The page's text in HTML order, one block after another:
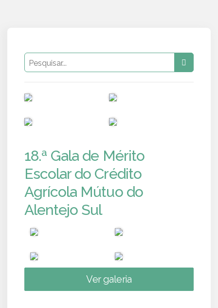
18.ª Gala de Mérito
Escolar do Crédito
Agrícola Mútuo do
Alentejo Sul
Ver galeria